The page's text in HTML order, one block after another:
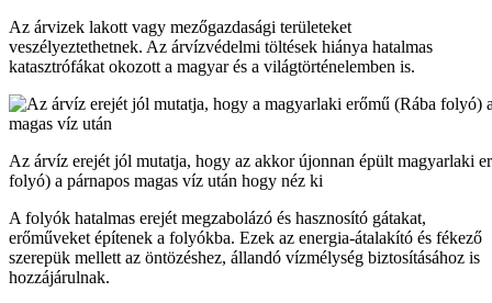
Az árvizek lakott vagy mezőgazdasági területeket
veszélyeztethetnek. Az árvízvédelmi töltések hiánya hatalmas
katasztrófákat okozott a magyar és a világtörténelemben is.
Az árvíz erejét jól mutatja, hogy az akkor újonnan épült magyarlaki
folyó) a párnapos magas víz után hogy néz ki
A folyók hatalmas erejét megzabolázó és hasznosító gátakat,
erőműveket építenek a folyókba. Ezek az energia-átalakító és fékező
szerepük mellett az öntözéshez, állandó vízmélység biztosításához is
hozzájárulnak.